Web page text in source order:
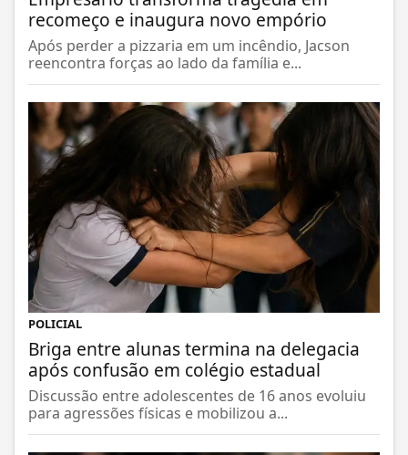
recomeço e inaugura novo empório
Após perder a pizzaria em um incêndio, Jacson
reencontra forças ao lado da família e...
POLICIAL
Briga entre alunas termina na delegacia
após confusão em colégio estadual
Discussão entre adolescentes de 16 anos evoluiu
para agressões físicas e mobilizou a...